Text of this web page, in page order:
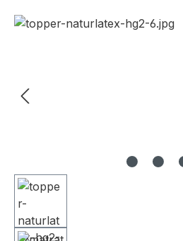
Bildergalerie überspringen